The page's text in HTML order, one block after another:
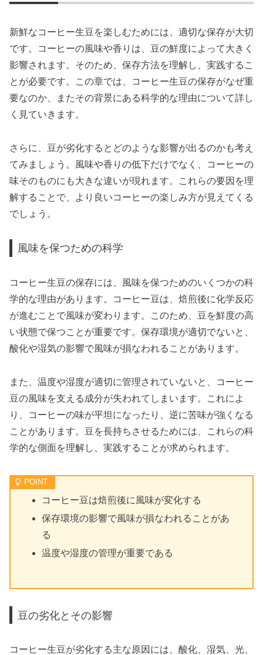
新鮮なコーヒー生豆を楽しむためには、適切な保存が大切
です。コーヒーの風味や香りは、豆の鮮度によって大きく
影響されます。そのため、保存方法を理解し、実践するこ
とが必要です。この章では、コーヒー生豆の保存がなぜ重
要なのか、またその背景にある科学的な理由について詳し
く見ていきます。
さらに、豆が劣化するとどのような影響が出るのかも考え
てみましょう。風味や香りの低下だけでなく、コーヒーの
味そのものにも大きな違いが現れます。これらの要因を理
解することで、より良いコーヒーの楽しみ方が見えてくる
でしょう。
風味を保つための科学
コーヒー生豆の保存には、風味を保つためのいくつかの科
学的な理由があります。コーヒー豆は、焙煎後に化学反応
が進むことで風味が変わります。このため、豆を鮮度の高
い状態で保つことが重要です。保存環境が適切でないと、
酸化や湿気の影響で風味が損なわれることがあります。
また、温度や湿度が適切に管理されていないと、コーヒー
豆の風味を支える成分が失われてしまいます。これによ
り、コーヒーの味が平坦になったり、逆に苦味が強くなる
ことがあります。豆を長持ちさせるためには、これらの科
学的な側面を理解し、実践することが求められます。
コーヒー豆は焙煎後に風味が変化する
保存環境の影響で風味が損なわれることがあ
る
温度や湿度の管理が重要である
豆の劣化とその影響
コーヒー生豆が劣化する主な原因には、酸化、湿気、光、